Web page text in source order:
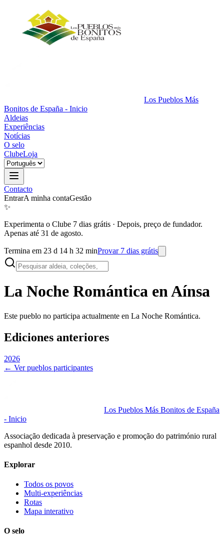
Los Pueblos Más
Bonitos de España - Inicio
Aldeias
Experiências
Notícias
O selo
ClubeLoja
Contacto
EntrarA minha contaGestão
✨
Experimenta o Clube 7 dias grátis · Depois, preço de fundador.
Apenas até 31 de agosto.
Termina em 23 d 14 h 32 minProvar 7 dias grátis
La Noche Romántica enAínsa
Este pueblo no participa actualmente en La Noche Romántica.
Ediciones anteriores
2026
← Ver pueblos participantes
Los Pueblos Más Bonitos de España
- Inicio
Associação dedicada à preservação e promoção do património rural
espanhol desde 2010.
Explorar
Todos os povos
Multi-experiências
Rotas
Mapa interativo
O selo